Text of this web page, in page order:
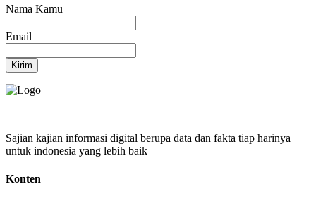
Nama Kamu
Email
Kirim
Sajian kajian informasi digital berupa data dan fakta tiap harinya
untuk indonesia yang lebih baik
Konten